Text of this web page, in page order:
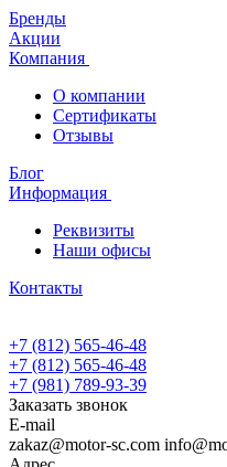
Бренды
Акции
Компания
О компании
Сертификаты
Отзывы
Блог
Информация
Реквизиты
Наши офисы
Контакты
+7 (812) 565-46-48
+7 (812) 565-46-48
+7 (981) 789-93-39
Заказать звонок
E-mail
zakaz@motor-sc.com